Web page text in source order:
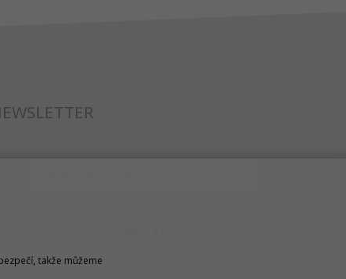
takže můžeme